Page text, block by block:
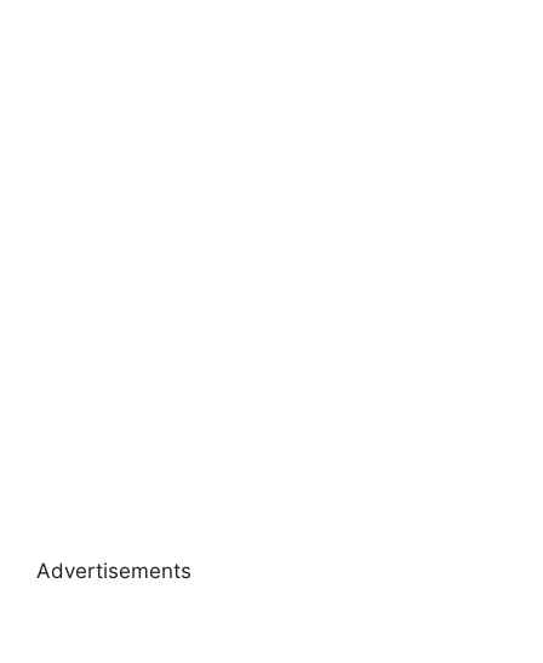
Advertisements